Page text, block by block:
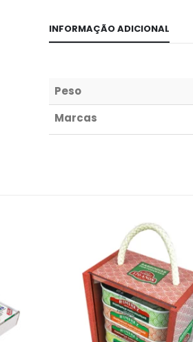
INFORMAÇÃO ADICIONAL
Peso
Marcas